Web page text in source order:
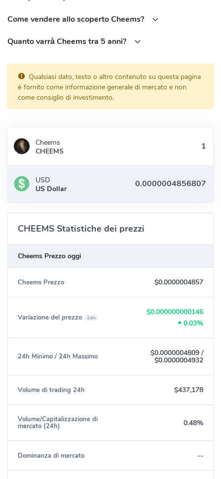
Come vendere allo scoperto Cheems?
Quanto varrà Cheems tra 5 anni?
Qualsiasi dato, testo o altro contenuto su questa pagina
è fornito come informazione generale di mercato e non
come consiglio di investimento.
Cheems
CHEEMS
USD
US Dollar
CHEEMS Statistiche dei prezzi
Cheems Prezzo oggi
Cheems Prezzo $0.0000004857
Variazione del prezzo 24h
$0.000000000146
0.03%
24h Minimo / 24h Massimo $0.0000004809 /
$0.0000004932
Volume di trading 24h $437,178
Volume/Capitalizzazione di
mercato (24h) 0.48%
Dominanza di mercato --